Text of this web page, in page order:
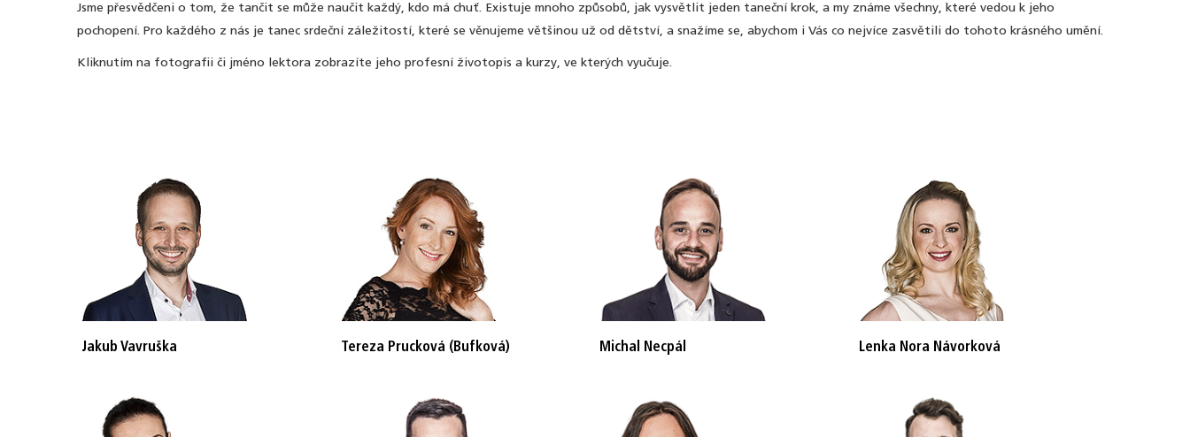
Jsme přesvědčeni o tom, že tančit se může naučit každý, kdo má chuť. Existuje mnoho způsobů, jak vysvětlit jeden taneční krok, a my známe všechny, které vedou k jeho
pochopení. Pro každého z nás je tanec srdeční záležitostí, které se věnujeme většinou už od dětství, a snažíme se, abychom i Vás co nejvíce zasvětili do tohoto krásného umění.
Kliknutím na fotografii či jméno lektora zobrazíte jeho profesní životopis a kurzy, ve kterých vyučuje.
Jakub Vavruška Tereza Prucková (Bufková) Michal Necpál Lenka Nora Návorková